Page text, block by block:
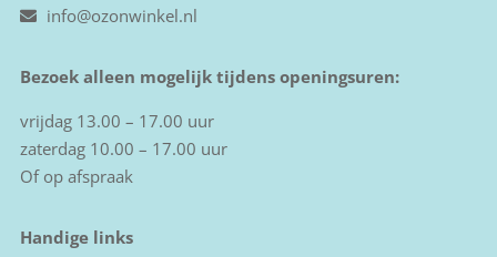
info@ozonwinkel.nl
Bezoek alleen mogelijk tijdens openingsuren:
vrijdag 13.00 – 17.00 uur
zaterdag 10.00 – 17.00 uur
Of op afspraak
Handige links